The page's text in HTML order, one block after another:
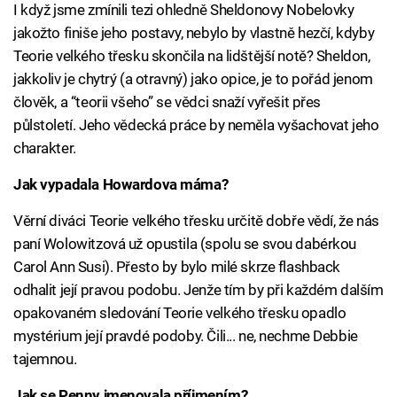
I když jsme zmínili tezi ohledně Sheldonovy Nobelovky
jakožto finiše jeho postavy, nebylo by vlastně hezčí, kdyby
Teorie velkého třesku skončila na lidštější notě? Sheldon,
jakkoliv je chytrý (a otravný) jako opice, je to pořád jenom
člověk, a “teorii všeho” se vědci snaží vyřešit přes
půlstoletí. Jeho vědecká práce by neměla vyšachovat jeho
charakter.
Jak vypadala Howardova máma?
Věrní diváci Teorie velkého třesku určitě dobře vědí, že nás
paní Wolowitzová už opustila (spolu se svou dabérkou
Carol Ann Susi). Přesto by bylo milé skrze flashback
odhalit její pravou podobu. Jenže tím by při každém dalším
opakovaném sledování Teorie velkého třesku opadlo
mystérium její pravdé podoby. Čili... ne, nechme Debbie
tajemnou.